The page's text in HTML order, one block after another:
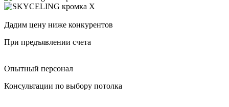
Дадим цену ниже конкурентов
При предъявлении счета
Опытный персонал
Консультации по выбору потолка